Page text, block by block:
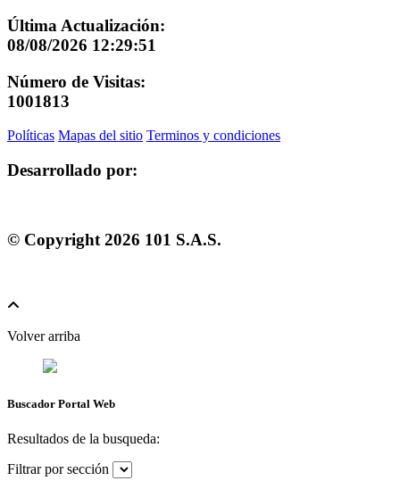
Última Actualización:
08/08/2026 12:29:51
Número de Visitas:
1001813
Políticas Mapas del sitio Terminos y condiciones
Desarrollado por:
© Copyright 2026 101 S.A.S.
Volver arriba
Buscador Portal Web
Resultados de la busqueda:
Filtrar por sección